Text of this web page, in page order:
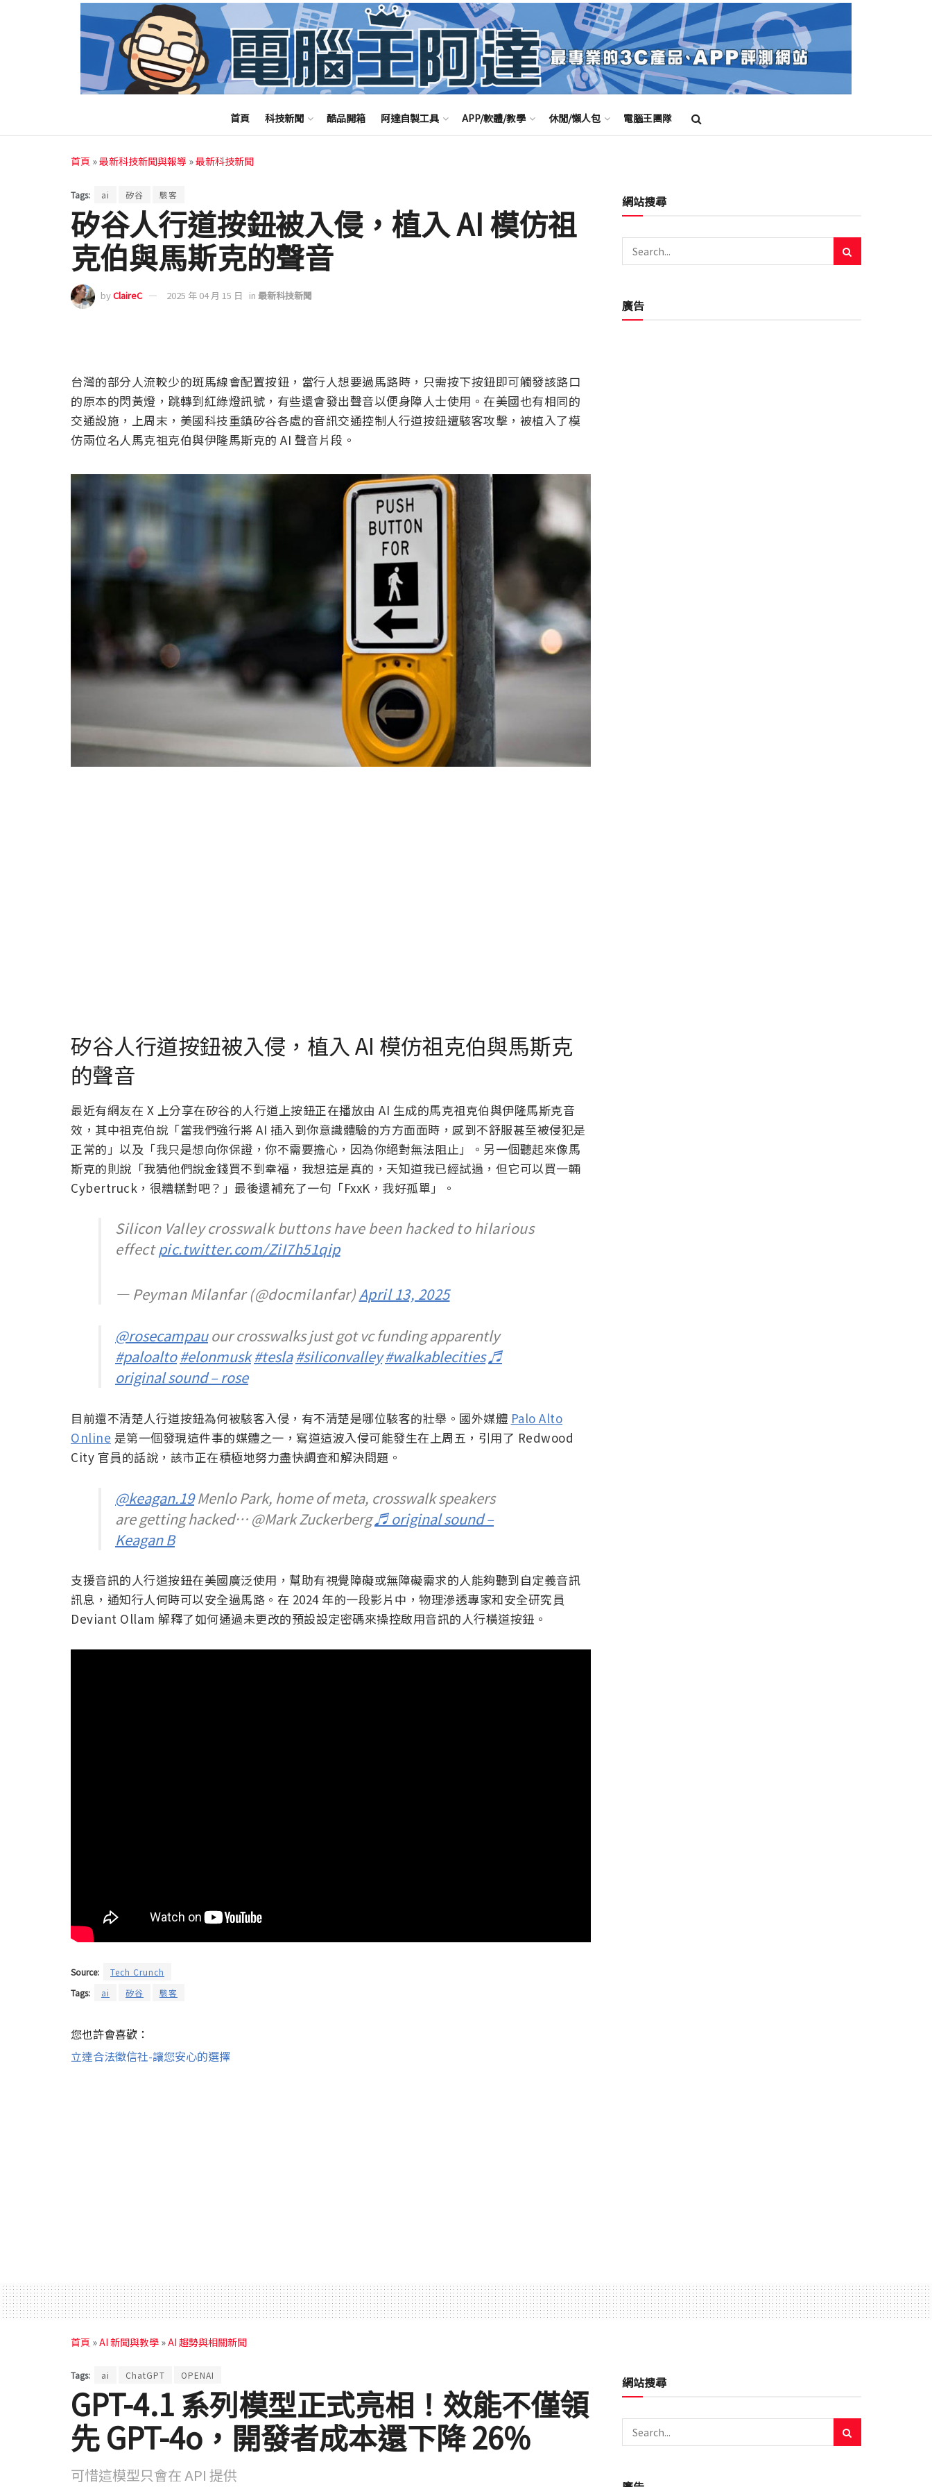
首頁 科技新聞 酷品開箱 阿達自製工具 APP/軟體/教學 休閒/懶人包 電腦王團隊
首頁 »最新科技新聞與報導 »最新科技新聞
Tags: ai 矽谷 駭客
矽谷人行道按鈕被入侵，植入 AI 模仿祖
克伯與馬斯克的聲音
byClaireC 2025 年 04 月 15 日 in 最新科技新聞
台灣的部分人流較少的斑馬線會配置按鈕，當行人想要過馬路時，只需按下按鈕即可觸發該路口
的原本的閃黃燈，跳轉到紅綠燈訊號，有些還會發出聲音以便身障人士使用。在美國也有相同的
交通設施，上周末，美國科技重鎮矽谷各處的音訊交通控制人行道按鈕遭駭客攻擊，被植入了模
仿兩位名人馬克祖克伯與伊隆馬斯克的 AI 聲音片段。
矽谷人行道按鈕被入侵，植入 AI 模仿祖克伯與馬斯克
的聲音
最近有網友在 X 上分享在矽谷的人行道上按鈕正在播放由 AI 生成的馬克祖克伯與伊隆馬斯克音
效，其中祖克伯說「當我們強行將 AI 插入到你意識體驗的方方面面時，感到不舒服甚至被侵犯是
正常的」以及「我只是想向你保證，你不需要擔心，因為你絕對無法阻止」。另一個聽起來像馬
斯克的則說「我猜他們說金錢買不到幸福，我想這是真的，天知道我已經試過，但它可以買一輛
Cybertruck，很糟糕對吧？」最後還補充了一句「FxxK，我好孤單」。
Silicon Valley crosswalk buttons have been hacked to hilarious
effectpic.twitter.com/ZiI7h51qip
— Peyman Milanfar (@docmilanfar)April 13, 2025
@rosecampauour crosswalks just got vc funding apparently
#paloalto #elonmusk #tesla #siliconvalley #walkablecities♬
original sound – rose
目前還不清楚人行道按鈕為何被駭客入侵，有不清楚是哪位駭客的壯舉。國外媒體 Palo Alto
Online 是第一個發現這件事的媒體之一，寫道這波入侵可能發生在上周五，引用了 Redwood
City 官員的話說，該市正在積極地努力盡快調查和解決問題。
@keagan.19Menlo Park, home of meta, crosswalk speakers
are getting hacked… @Mark Zuckerberg♬ original sound –
Keagan B
支援音訊的人行道按鈕在美國廣泛使用，幫助有視覺障礙或無障礙需求的人能夠聽到自定義音訊
訊息，通知行人何時可以安全過馬路。在 2024 年的一段影片中，物理滲透專家和安全研究員
Deviant Ollam 解釋了如何通過未更改的預設設定密碼來操控啟用音訊的人行橫道按鈕。
Source:
Tech Crunch
Tags:
ai 矽谷 駭客
您也許會喜歡：
立達合法徵信社-讓您安心的選擇
網站搜尋
廣告
首頁 »AI 新聞與教學 »AI 趨勢與相關新聞
Tags: ai ChatGPT OPENAI
GPT-4.1 系列模型正式亮相！效能不僅領
先 GPT-4o，開發者成本還下降 26%
可惜這模型只會在 API 提供
網站搜尋